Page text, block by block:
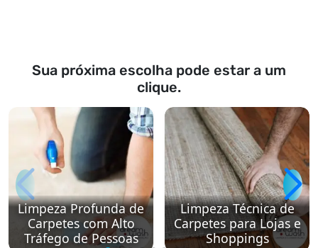
Sua próxima escolha pode estar a um
clique.
Limpeza Profunda de
Carpetes com Alto
Tráfego de Pessoas
Limpeza Técnica de
Carpetes para Lojas e
Shoppings